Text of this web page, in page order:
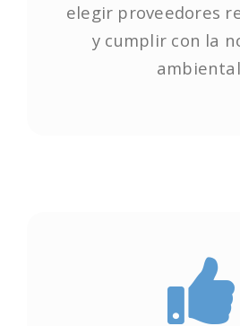
elegir proveedores
y cumplir con la
elegir proveedores
y cumplir con la